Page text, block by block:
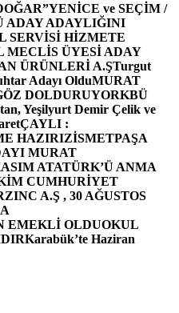
YENİCE ve SEÇİM /
ADAY ADAYLIĞINI
SERVİSİ HİZMETE
MECLİS ÜYESİ ADAY
ÜRÜNLERİ A.ŞTurgut
Adayı OlduMURAT
DOLDURUYORKBÜ
Yeşilyurt Demir Çelik ve
ÇAYLI :
HAZIRIZİSMETPAŞA
MURAT
ATATÜRK’Ü ANMA
CUMHURİYET
A.Ş , 30 AĞUSTOS
EMEKLİ OLDUOKUL
Karabük’te Haziran